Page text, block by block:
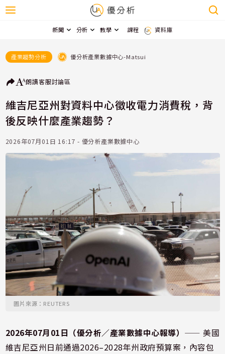
新聞 分析 教學 課程 資料庫
產業趨勢分析 優分析產業數據中心-Matsui
朗讀客服討論區
維吉尼亞州對資料中心徵收電力消費稅，背
後反映什麼產業趨勢？
2026年07月01日 16:17 - 優分析產業數據中心
圖片來源：REUTERS
2026年07月01日（優分析／產業數據中心報導） ⸺ 美國
維吉尼亞州日前通過2026–2028年州政府預算案，內容包